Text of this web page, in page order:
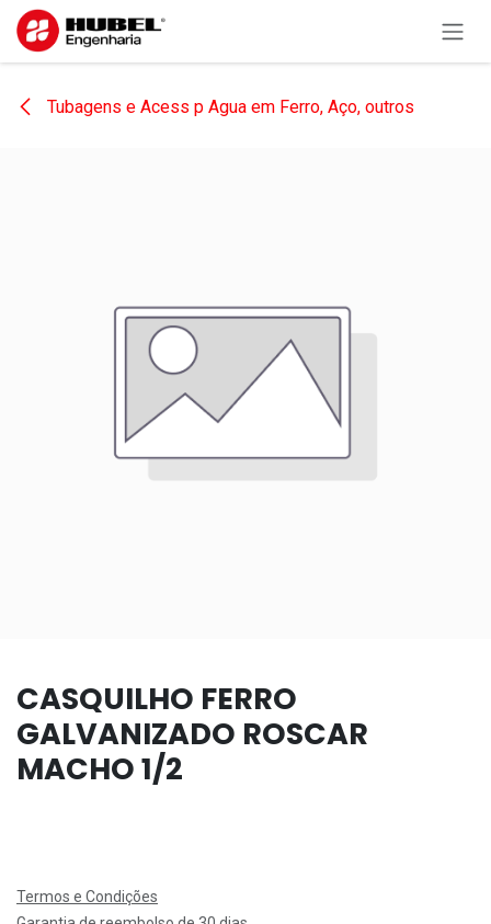
Pular para o conteúdo
Tubagens e Acess p Agua em Ferro, Aço, outros
CASQUILHO FERRO
GALVANIZADO ROSCAR
MACHO 1/2
Termos e Condições